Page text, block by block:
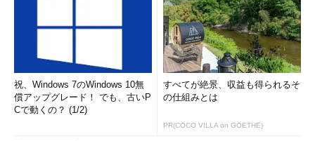
祝、Windows 7のWindows 10無
償アップグレード！ でも、古いP
Cで動くの？ (1/2)
すべてが絶景、収益も得られるそ
の仕組みとは
PR(COCO VILLA on GOETHE)